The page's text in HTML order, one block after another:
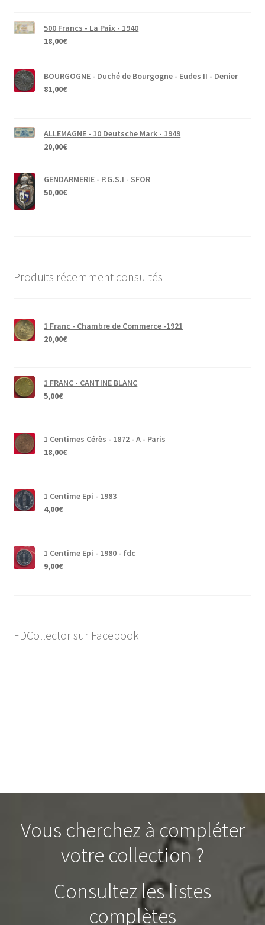
500 Francs - La Paix - 1940
18,00€
BOURGOGNE - Duché de Bourgogne - Eudes II - Denier
81,00€
ALLEMAGNE - 10 Deutsche Mark - 1949
20,00€
GENDARMERIE - P.G.S.I - SFOR
50,00€
Produits récemment consultés
1 Franc - Chambre de Commerce -1921
20,00€
1 FRANC - CANTINE BLANC
5,00€
1 Centimes Cérès - 1872 - A - Paris
18,00€
1 Centime Epi - 1983
4,00€
1 Centime Epi - 1980 - fdc
9,00€
FDCollector sur Facebook
Vous cherchez à compléter
votre collection ?
Consultez les listes
complètes